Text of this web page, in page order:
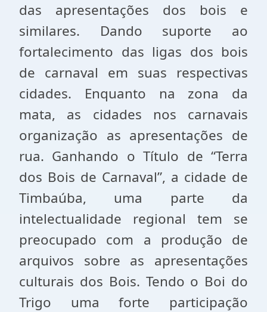
das apresentações dos bois e
similares. Dando suporte ao
fortalecimento das ligas dos bois
de carnaval em suas respectivas
cidades. Enquanto na zona da
mata, as cidades nos carnavais
organização as apresentações de
rua. Ganhando o Título de “Terra
dos Bois de Carnaval”, a cidade de
Timbaúba, uma parte da
intelectualidade regional tem se
preocupado com a produção de
arquivos sobre as apresentações
culturais dos Bois. Tendo o Boi do
Trigo uma forte participação